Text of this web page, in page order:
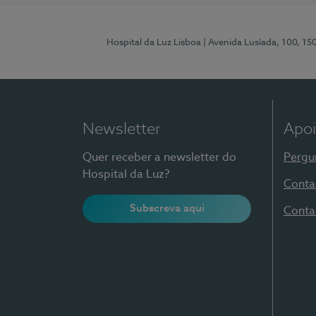
Hospital da Luz Lisboa | Avenida Lusíada, 100,
Newsletter
Quer receber a newsletter do
Hospital da Luz?
Subscreva aqui